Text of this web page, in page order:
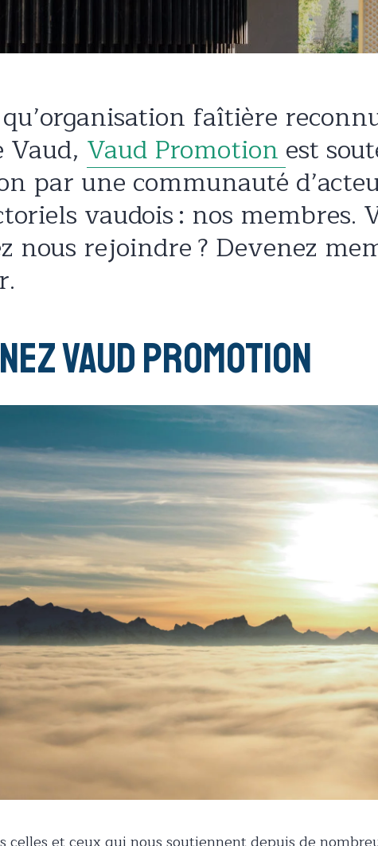
faîtière
Vaud, Vaud Promotion est
par une communauté
vaudois : nos membres.
nous rejoindre ? Devenez
Vaud Promotion
Switzerland Tourism –